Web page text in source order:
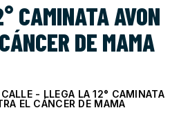
CAMINATA AVON
DE MAMA
CALLE - LLEGA LA 12° CAMINATA
EL CÁNCER DE MAMA